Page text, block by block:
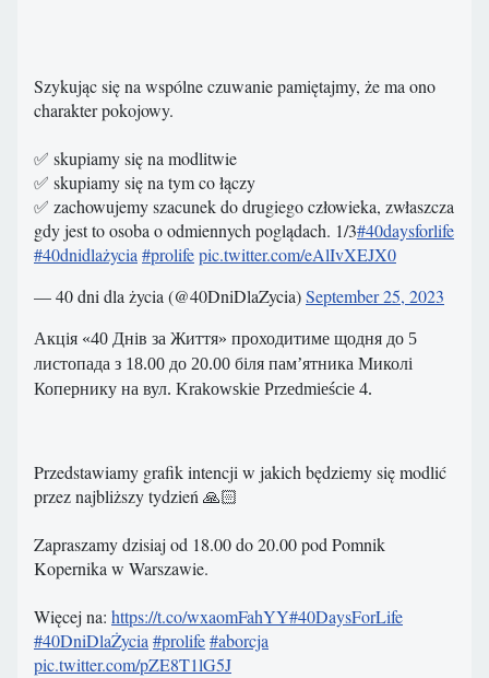
Szykując się na wspólne czuwanie pamiętajmy, że ma ono
charakter pokojowy.
✅ skupiamy się na modlitwie
✅ skupiamy się na tym co łączy
✅ zachowujemy szacunek do drugiego człowieka, zwłaszcza
gdy jest to osoba o odmiennych poglądach. 1/3#40daysforlife
#40dnidlażycia #prolifepic.twitter.com/eAlIvXEJX0
— 40 dni dla życia (@40DniDlaZycia)September 25, 2023
Акція «40 Днів за Життя» проходитиме щодня до 5
листопада з 18.00 до 20.00 біля пам’ятника Миколі
Копернику на вул. Krakowskie Przedmieście 4.
Przedstawiamy grafik intencji w jakich będziemy się modlić
przez najbliższy tydzień 🙏🏻
Zapraszamy dzisiaj od 18.00 do 20.00 pod Pomnik
Kopernika w Warszawie.
Więcej na: https://t.co/wxaomFahYY#40DaysForLife
#40DniDlaŻycia #prolife#aborcja
pic.twitter.com/pZE8T1lG5J